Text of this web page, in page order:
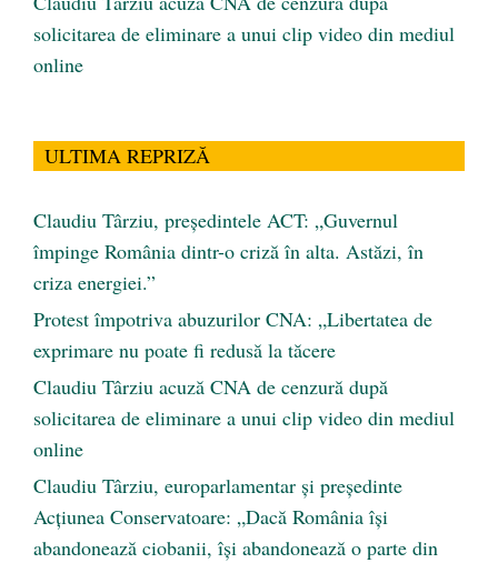
solicitarea de eliminare a unui clip video din mediul
online
ULTIMA REPRIZĂ
Claudiu Târziu, președintele ACT: „Guvernul
împinge România dintr-o criză în alta. Astăzi, în
criza energiei.”
Protest împotriva abuzurilor CNA: „Libertatea de
exprimare nu poate fi redusă la tăcere
Claudiu Târziu acuză CNA de cenzură după
solicitarea de eliminare a unui clip video din mediul
online
Claudiu Târziu, europarlamentar și președinte
Acțiunea Conservatoare: „Dacă România își
abandonează ciobanii, își abandonează o parte din